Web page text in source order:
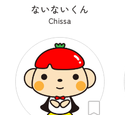
ないないくん
Chissa